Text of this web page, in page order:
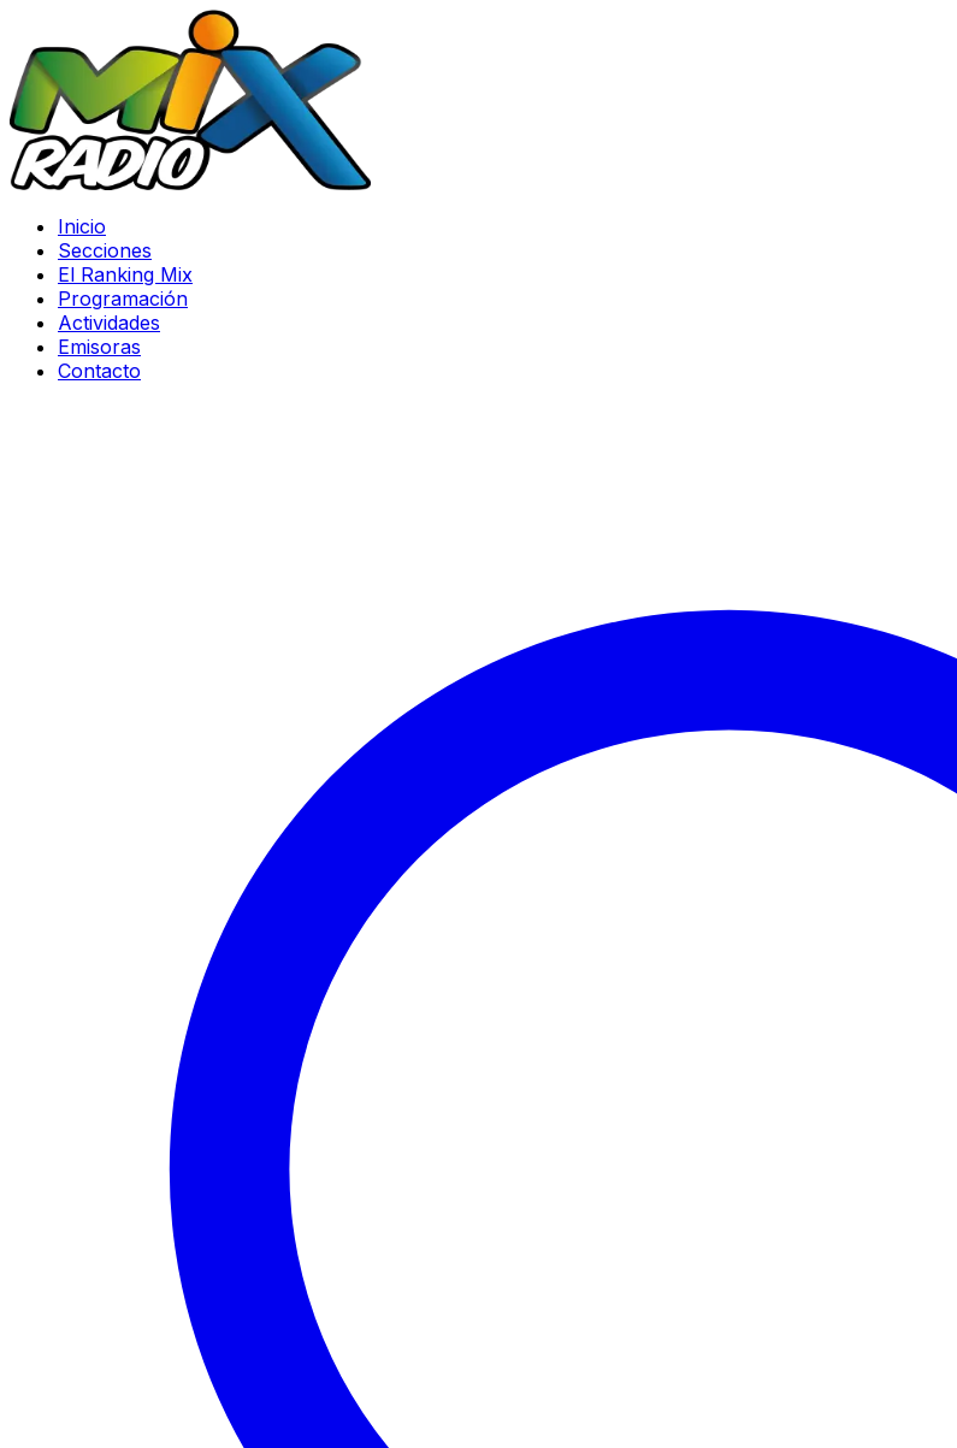
Inicio
Secciones
El Ranking Mix
Programación
Actividades
Emisoras
Contacto